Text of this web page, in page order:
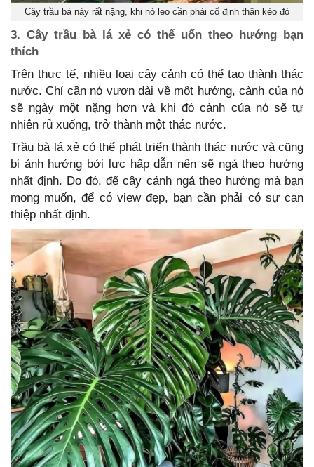
Cây trầu bà này rất nặng, khi nó leo cần phải cố định thân kẻo đỏ
3. Cây trầu bà lá xẻ có thể uốn theo hướng bạn
thích
Trên thực tế, nhiều loại cây cảnh có thể tạo thành thác
nước. Chỉ cần nó vươn dài về một hướng, cành của nó
sẽ ngày một nặng hơn và khi đó cành của nó sẽ tự
nhiên rủ xuống, trở thành một thác nước.
Trầu bà lá xẻ có thể phát triển thành thác nước và cũng
bị ảnh hưởng bởi lực hấp dẫn nên sẽ ngả theo hướng
nhất định. Do đó, để cây cảnh ngả theo hướng mà bạn
mong muốn, để có view đẹp, bạn cần phải có sự can
thiệp nhất định.